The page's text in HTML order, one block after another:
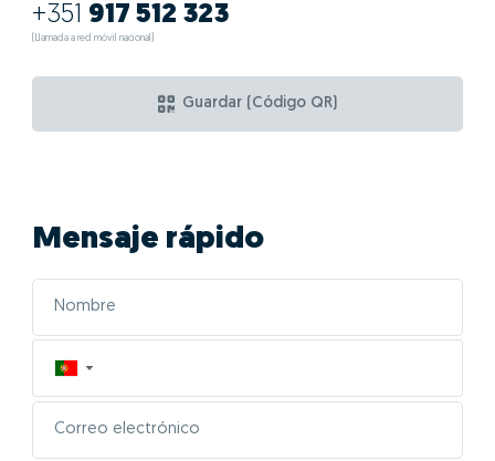
+351 917 512 323
(Llamada a red móvil nacional)
Guardar (Código QR)
Mensaje rápido
▼